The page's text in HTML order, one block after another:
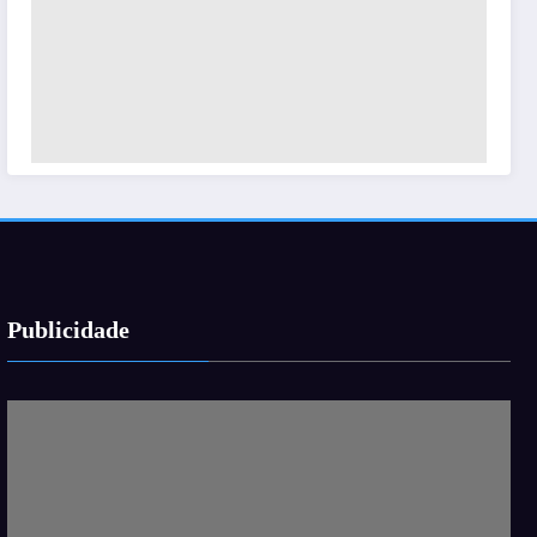
Publicidade